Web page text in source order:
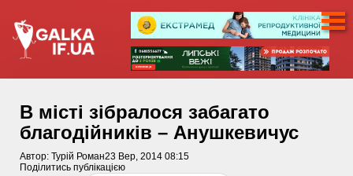
В місті зібралося забагато
благодійників – Анушкевичус
Автор: Турій Роман23 Вер, 2014 08:15
Поділитись публікацією